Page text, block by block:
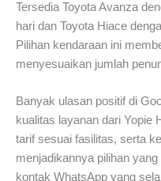
Tersedia Toyota Avanza
hari dan Toyota Hiace
Pilihan kendaraan ini
menyesuaikan jumlah
Banyak ulasan positif di
kualitas layanan dari Yopie
tarif sesuai fasilitas, serta
menjadikannya pilihan
kontak WhatsApp yang